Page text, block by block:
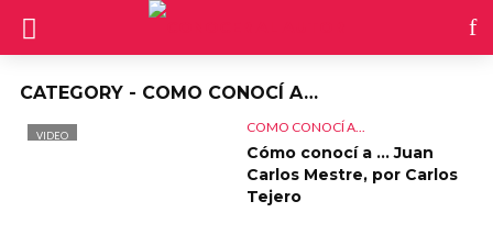
CATEGORY - COMO CONOCÍ A…
VIDEO
COMO CONOCÍ A...
Cómo conocí a … Juan
Carlos Mestre, por Carlos
Tejero